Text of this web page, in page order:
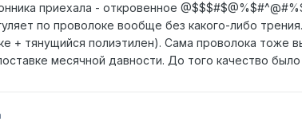
приехала - откровенное
по проволоке вообще без какого-либо
+ тянущийся полиэтилен). Сама проволока
месячной давности. До того качество